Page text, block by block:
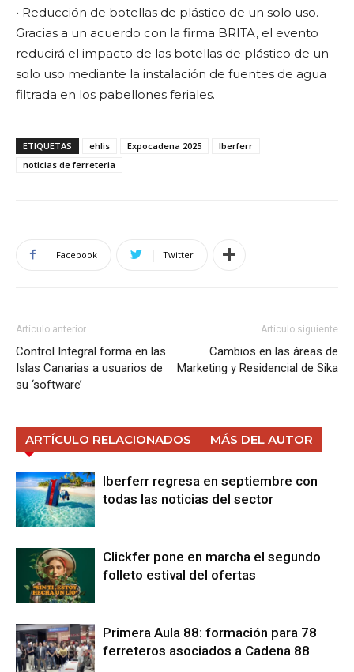
• Reducción de botellas de plástico de un solo uso.
Gracias a un acuerdo con la firma BRITA, el evento
reducirá el impacto de las botellas de plástico de un
solo uso mediante la instalación de fuentes de agua
filtrada en los pabellones feriales.
ETIQUETAS ehlis Expocadena 2025
Iberferr
noticias de ferreteria
Facebook Twitter
Artículo anterior
Control Integral forma en las
Islas Canarias a usuarios de
su ‘software’
Artículo siguiente
Cambios en las áreas de
Marketing y Residencial de Sika
ARTÍCULO RELACIONADOS MÁS DEL AUTOR
Iberferr regresa en septiembre con
todas las noticias del sector
Clickfer pone en marcha el segundo
folleto estival del ofertas
Primera Aula 88: formación para 78
ferreteros asociados a Cadena 88